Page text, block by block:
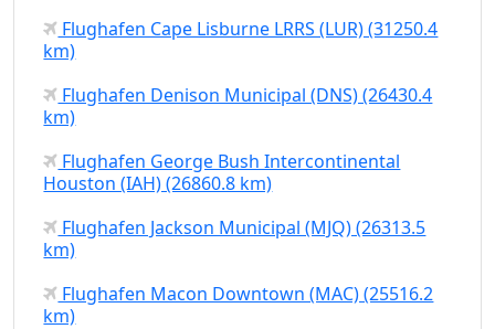
Flughafen Cape Lisburne LRRS (LUR) (31250.4
km)
Flughafen Denison Municipal (DNS) (26430.4
km)
Flughafen George Bush Intercontinental
Houston (IAH) (26860.8 km)
Flughafen Jackson Municipal (MJQ) (26313.5
km)
Flughafen Macon Downtown (MAC) (25516.2
km)